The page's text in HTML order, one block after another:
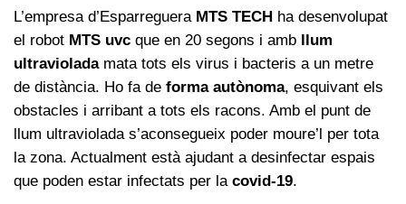
L’empresa d’Esparreguera MTS TECH ha desenvolupat
el robot MTS uvc que en 20 segons i amb llum
ultravioladamata tots els virus i bacteris a un metre
de distància. Ho fa de forma autònoma, esquivant els
obstacles i arribant a tots els racons. Amb el punt de
llum ultraviolada s’aconsegueix poder moure’l per tota
la zona. Actualment està ajudant a desinfectar espais
que poden estar infectats per la covid-19.